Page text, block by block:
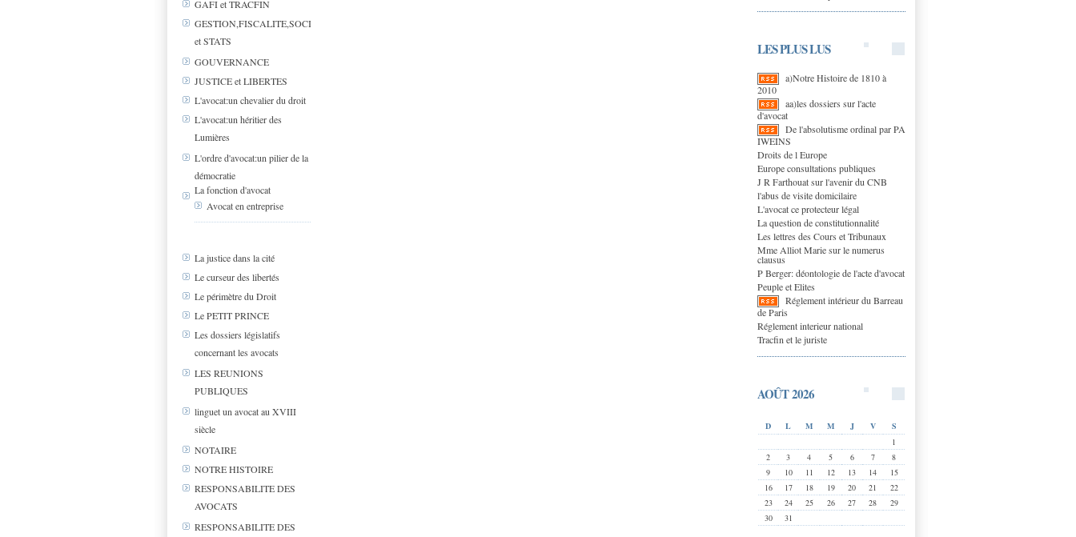
GAFI et TRACFIN
GESTION,FISCALITE,SOCIAL
et STATS
GOUVERNANCE
JUSTICE et LIBERTES
L'avocat:un chevalier du droit
L'avocat:un héritier des
Lumières
L'ordre d'avocat:un pilier de la
démocratie
La fonction d'avocat
Avocat en entreprise
La justice dans la cité
Le curseur des libertés
Le périmètre du Droit
Le PETIT PRINCE
Les dossiers législatifs
concernant les avocats
LES REUNIONS
PUBLIQUES
linguet un avocat au XVIII
siècle
NOTAIRE
NOTRE HISTOIRE
RESPONSABILITE DES
AVOCATS
RESPONSABILITE DES
LES PLUS LUS
a)Notre Histoire de 1810 à
2010
aa)les dossiers sur l'acte
d'avocat
De l'absolutisme ordinal par PA
IWEINS
Droits de l Europe
Europe consultations publiques
J R Farthouat sur l'avenir du CNB
l'abus de visite domicilaire
L'avocat ce protecteur légal
La question de constitutionnalité
Les lettres des Cours et Tribunaux
Mme Alliot Marie sur le numerus
clausus
P Berger: déontologie de l'acte d'avocat
Peuple et Elites
Réglement intérieur du Barreau
de Paris
Réglement interieur national
Tracfin et le juriste
AOÛT 2026
D L M M J V
S
1
2
3 4 5 6 7
8
9
10 11 12 13 14
15
16
17 18 19 20 21
22
23
24 25 26 27 28
29
30
31